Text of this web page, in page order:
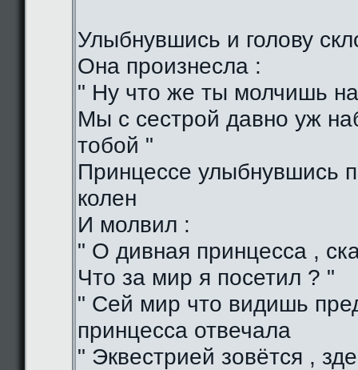
Улыбнувшись и голову
Она произнесла :
" Ну что же ты молчишь
Мы с сестрой давно уж
тобой "
Принцессе улыбнувшись
колен
И молвил :
" О дивная принцесса ,
Что за мир я посетил ? "
" Сей мир что видишь
принцесса отвечала
" Эквестрией зовётся ,